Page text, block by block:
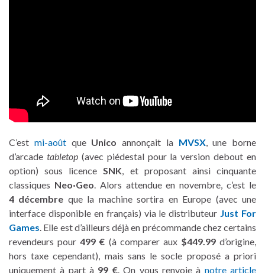
C’est mi-aoûtque Unico annonçait la MVSX, une borne
d’arcade tabletop(avec piédestal pour la version debout en
option) sous licenceSNK, et proposant ainsi cinquante
classiques Neo·Geo. Alors attendue en novembre, c’est le
4 décembre que la machine sortira en Europe (avec une
interface disponible en français) via le distributeur Just For
Games. Elle est d’ailleurs déjà en précommande chez certains
revendeurs pour499 € (à comparer aux $449.99d’origine,
hors taxe cependant), mais sans le socle proposé a priori
uniquement à part à 99 €. On vous renvoie à notre article